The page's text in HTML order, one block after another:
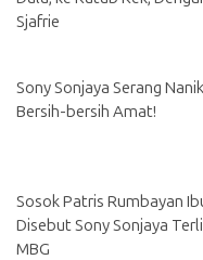
Sjafrie
Sony Sonjaya Serang
Bersih-bersih Amat!
Sosok Patris Rumbayan
Disebut Sony Sonjaya
MBG